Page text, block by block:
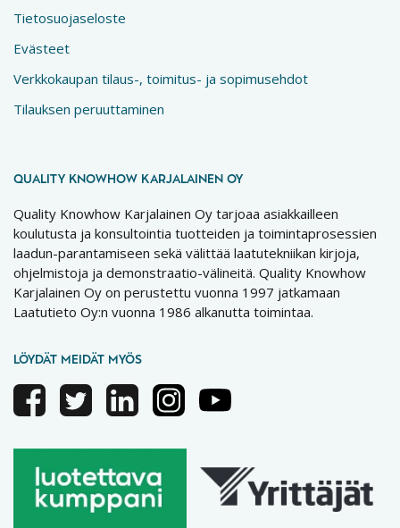
Tietosuojaseloste
Evästeet
Verkkokaupan tilaus-, toimitus- ja sopimusehdot
Tilauksen peruuttaminen
QUALITY KNOWHOW KARJALAINEN OY
Quality Knowhow Karjalainen Oy tarjoaa asiakkailleen
koulutusta ja konsultointia tuotteiden ja toimintaprosessien
laadun-parantamiseen sekä välittää laatutekniikan kirjoja,
ohjelmistoja ja demonstraatio-välineitä. Quality Knowhow
Karjalainen Oy on perustettu vuonna 1997 jatkamaan
Laatutieto Oy:n vuonna 1986 alkanutta toimintaa.
LÖYDÄT MEIDÄT MYÖS
FacebookTwitter LinkedinInstagramYoutube